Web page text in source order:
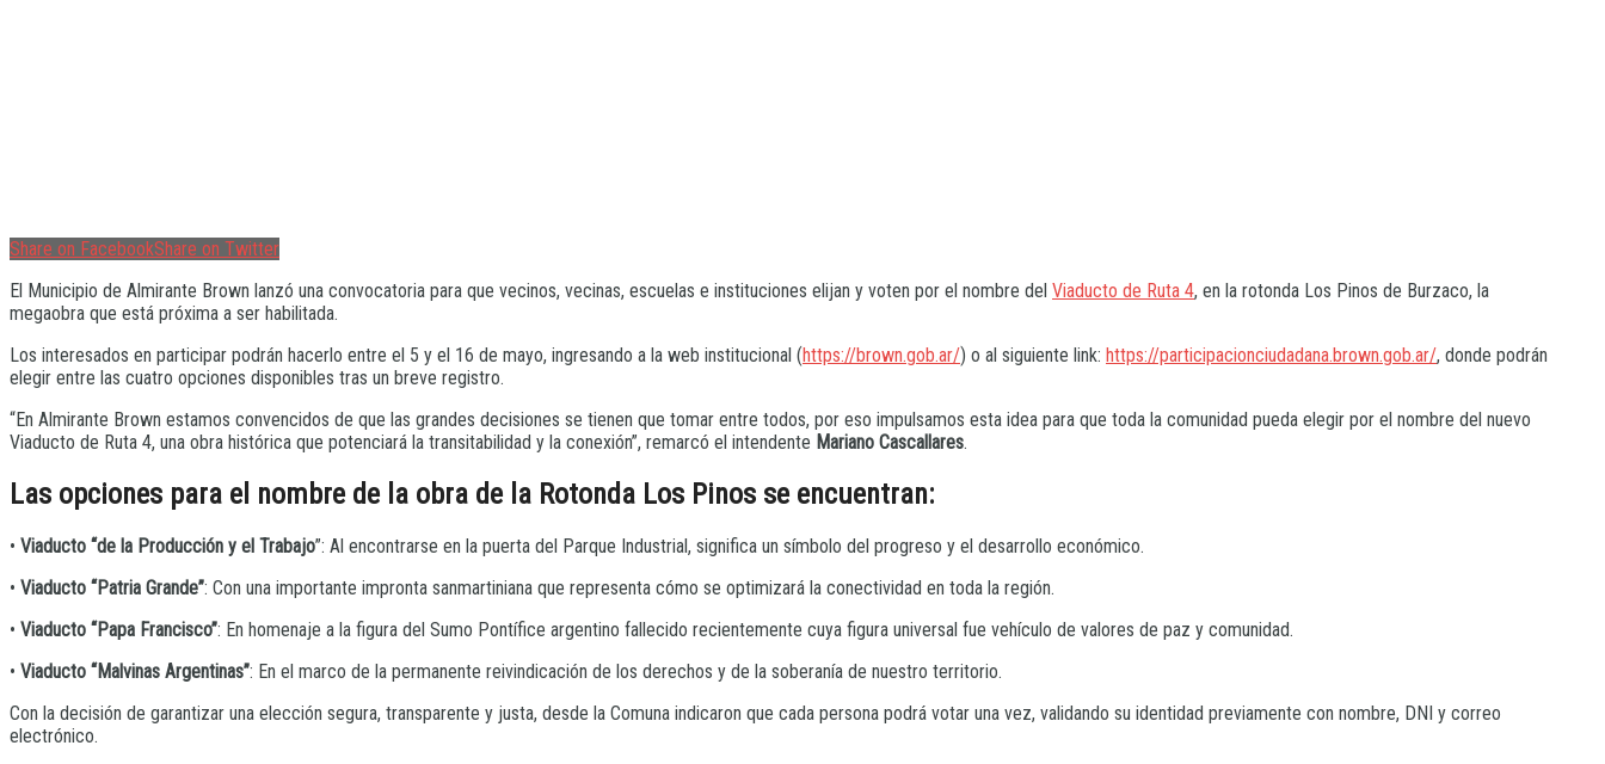
Share on FacebookShare on Twitter
El Municipio de Almirante Brown lanzó una convocatoria para que vecinos, vecinas, escuelas e instituciones elijan y voten por el nombre del Viaducto de Ruta 4, en la rotonda Los Pinos de Burzaco, la
megaobra que está próxima a ser habilitada.
Los interesados en participar podrán hacerlo entre el 5 y el 16 de mayo, ingresando a la web institucional (https://brown.gob.ar/) o al siguiente link: https://participacionciudadana.brown.gob.ar/, donde podrán
elegir entre las cuatro opciones disponibles tras un breve registro.
“En Almirante Brown estamos convencidos de que las grandes decisiones se tienen que tomar entre todos, por eso impulsamos esta idea para que toda la comunidad pueda elegir por el nombre del nuevo
Viaducto de Ruta 4, una obra histórica que potenciará la transitabilidad y la conexión”, remarcó el intendente Mariano Cascallares.
Las opciones para el nombre de la obra de la Rotonda Los Pinos se encuentran:
• Viaducto “de la Producción y el Trabajo”: Al encontrarse en la puerta del Parque Industrial, significa un símbolo del progreso y el desarrollo económico.
• Viaducto “Patria Grande”: Con una importante impronta sanmartiniana que representa cómo se optimizará la conectividad en toda la región.
• Viaducto “Papa Francisco”: En homenaje a la figura del Sumo Pontífice argentino fallecido recientemente cuya figura universal fue vehículo de valores de paz y comunidad.
• Viaducto “Malvinas Argentinas”: En el marco de la permanente reivindicación de los derechos y de la soberanía de nuestro territorio.
Con la decisión de garantizar una elección segura, transparente y justa, desde la Comuna indicaron que cada persona podrá votar una vez, validando su identidad previamente con nombre, DNI y correo
electrónico.